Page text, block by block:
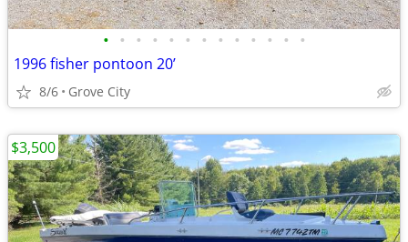
• • • • • • • • • • • • •
1996 fisher pontoon 20’
8/6 Grove City
$3,500